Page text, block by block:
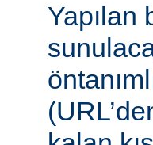
Yapılan